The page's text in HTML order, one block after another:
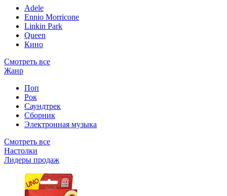
Adele
Ennio Morricone
Linkin Park
Queen
Кино
Смотреть все
Жанр
Поп
Рок
Саундтрек
Сборник
Электронная музыка
Смотреть все
Настолки
Лидеры продаж